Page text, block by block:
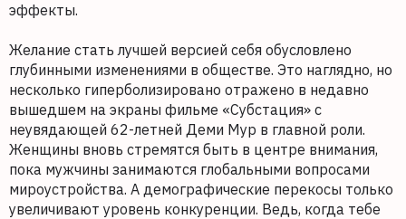
эффекты.
Желание стать лучшей версией себя обусловлено
глубинными изменениями в обществе. Это наглядно, но
несколько гиперболизировано отражено в недавно
вышедшем на экраны фильме «Субстация» с
неувядающей 62-летней Деми Мур в главной роли.
Женщины вновь стремятся быть в центре внимания,
пока мужчины занимаются глобальными вопросами
мироустройства. А демографические перекосы только
увеличивают уровень конкуренции. Ведь, когда тебе